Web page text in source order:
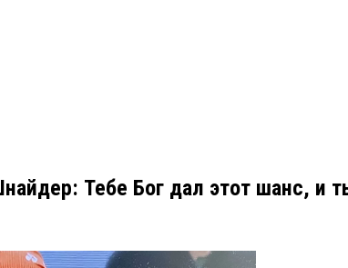
Тебе Бог дал этот шанс, и